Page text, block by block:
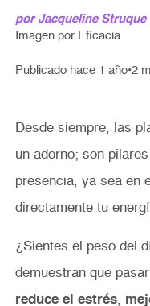
por Jacqueline Struque
Imagen por Eficacia
Publicado hace 1 año•
Desde siempre, las
un adorno; son
presencia, ya sea en
directamente tu
¿Sientes el peso del
demuestran que
reduce el estrés,